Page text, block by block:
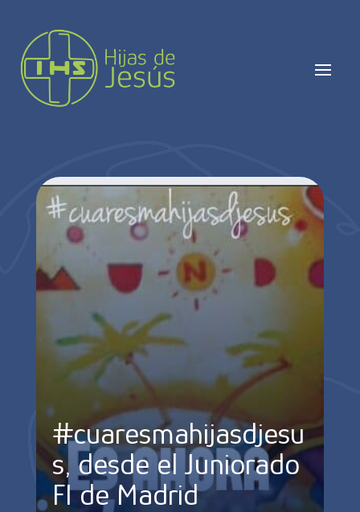
#cuaresmahijasdjesu
s, desde el Juniorado
FI de Madrid